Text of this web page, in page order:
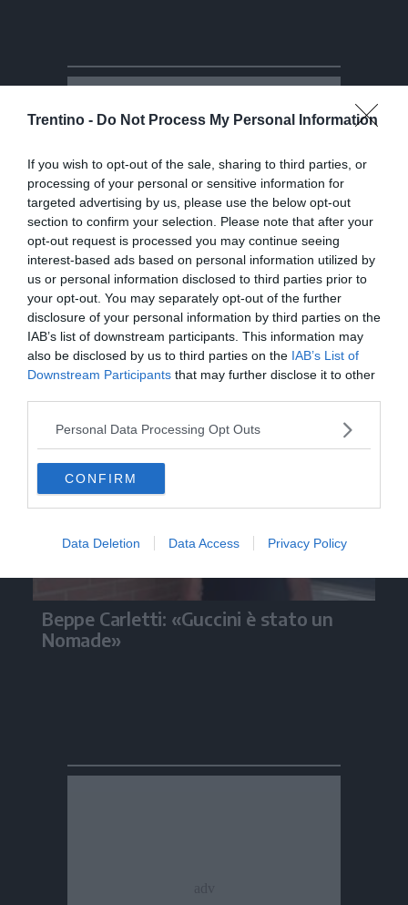
Trentino - Do Not Process My Personal Information
If you wish to opt-out of the sale, sharing to third parties, or
processing of your personal or sensitive information for
targeted advertising by us, please use the below opt-out
section to confirm your selection. Please note that after your
opt-out request is processed you may continue seeing
interest-based ads based on personal information utilized by
us or personal information disclosed to third parties prior to
your opt-out. You may separately opt-out of the further
disclosure of your personal information by third parties on the
IAB’s list of downstream participants. This information may
also be disclosed by us to third parties on the IAB’s List of
Downstream Participants that may further disclose it to other
Personal Data Processing Opt Outs
CONFIRM
Data Deletion Data Access Privacy Policy
Video
Beppe Carletti: «Guccini è stato un
Nomade»